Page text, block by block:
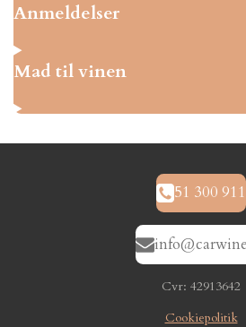
Anmeldelser
Mad til vinen
51 300 911
Cvr: 42913642
Cookiepolitik